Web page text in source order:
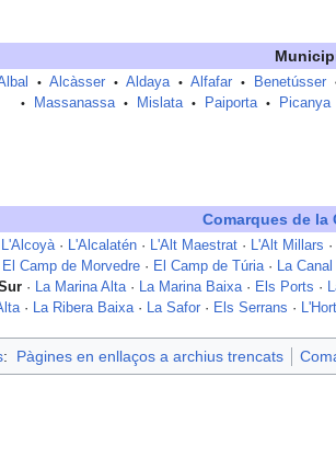
• Alcàsser • Aldaya • Alfafar • Benetússer
• Massanassa • Mislata • Paiporta • Picanya
Comarques de la
L'Alcoyà· L'Alcalatén · L'Alt Maestrat · L'Alt Millars ·
El Camp de Morvedre · El Camp de Túria· La
· La Marina Alta· La Marina Baixa· Els Ports ·
· La Ribera Baixa· La Safor· Els Serrans ·
: Pàgines en enllaços a archius trencats